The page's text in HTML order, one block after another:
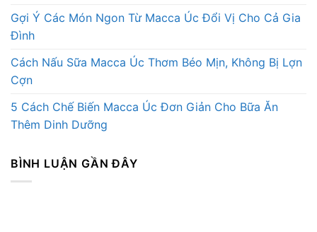
Gợi Ý Các Món Ngon Từ Macca Úc Đổi Vị Cho Cả Gia
Đình
Cách Nấu Sữa Macca Úc Thơm Béo Mịn, Không Bị Lợn
Cợn
5 Cách Chế Biến Macca Úc Đơn Giản Cho Bữa Ăn
Thêm Dinh Dưỡng
BÌNH LUẬN GẦN ĐÂY